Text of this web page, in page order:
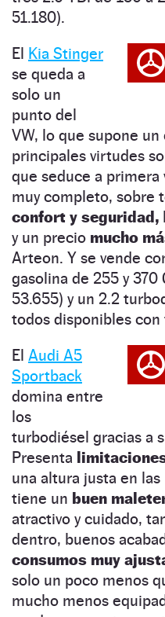
51.180).
El Kia Stinger
se queda a
solo un
punto del
VW, lo que supone
principales virtudes
que seduce a
muy completo, sobre
confort y seguridad,
y un precio mucho
Arteon. Y se vende
gasolina de 255 y 370
53.655) y un 2.2
todos disponibles
El Audi A5
Sportback
domina entre
los
turbodiésel gracias a
Presenta
una altura justa en
tiene un buen
atractivo y cuidado,
dentro, buenos
consumos muy
solo un poco menos
mucho menos